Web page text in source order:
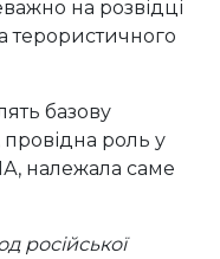
на розвідці
терористичного
базову
роль у
належала саме
російської